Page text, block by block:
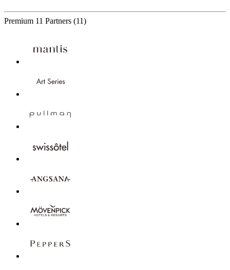
Premium 11 Partners (11)